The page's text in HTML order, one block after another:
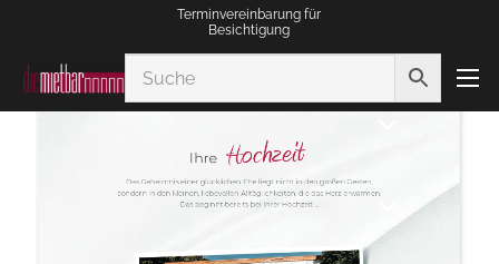
Terminvereinbarung für
Besichtigung